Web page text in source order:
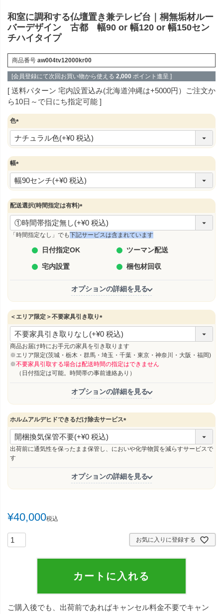
和室に調和する仏壇置き兼テレビ台｜桐無垢材ルー
バーデザイン 古都 幅90 or 幅120 or 幅150セン
チハイタイプ
商品番号 aw004tv12000kr00
[会員登録にて次回お買い物から使える 2,000 ポイント進呈 ]
送料パターン 宅内設置込み(北海道沖縄は+5000円）ご注文か
ら10日～で日にち指定可能
色
(
必
須
幅
(
必
須
)
配送選択(時間指定は有料)
(
必
須
「時間指定なし」でも下記サービスは含まれています
日付指定OK ツーマン配送
宅内設置 梱包材回収
オプションの詳細を見る
＜エリア限定＞不要家具引き取り
(
必
須
商品お届け時にお手元の家具を引き取ります
※エリア限定(茨城・栃木・群馬・埼玉・千葉・東京・神奈川・大阪・福岡)
※不要家具引取する場合は配送時間の指定はできません
（日付指定は可能。時間帯の事前連絡あり）
オプションの詳細を見る
ホルムアルデヒドできるだけ除去サービス
(
須
出荷前に通気性を保ったまま保管し、においや化学物質を減らすサービスで
す
オプションの詳細を見る
¥40,000税込
お気に入りに登録する
カートに入れる
ご購入後でも、出荷前であればキャンセル料金不要でキャン